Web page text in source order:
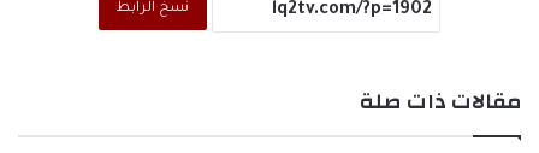
نسخ الرابط
مقالات ذات صلة